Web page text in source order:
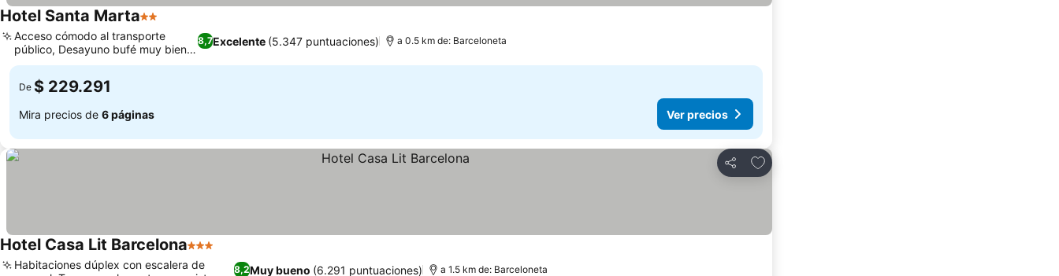
Hotel Santa Marta2 Estrellas
8,7Excelente (5.347 puntuaciones)
Acceso cómodo al transporte
público, Desayuno bufé muy bien
valorado
a 0.5 km de: Barceloneta
De $ 229.291
Mira precios de 6 páginas Ver precios
Compartir
Agregar a favoritos
Hotel Casa Lit Barcelona3 Estrellas
8,2Muy bueno (6.291 puntuaciones)
Habitaciones dúplex con escalera de
a 1.5 km de: Barceloneta